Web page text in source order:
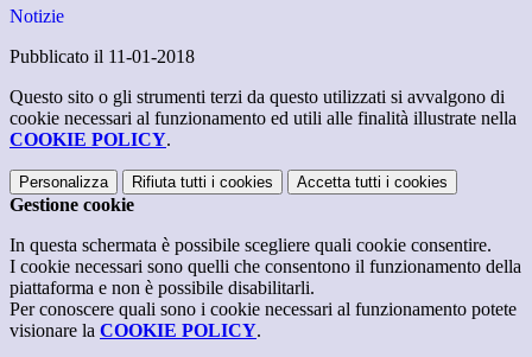
Notizie
Pubblicato il 11-01-2018
Questo sito o gli strumenti terzi da questo utilizzati si avvalgono di
cookie necessari al funzionamento ed utili alle finalità illustrate nella
COOKIE POLICY.
Personalizza Rifiuta tutti i cookies Accetta tutti i cookies
Gestione cookie
In questa schermata è possibile scegliere quali cookie consentire.
I cookie necessari sono quelli che consentono il funzionamento della
piattaforma e non è possibile disabilitarli.
Per conoscere quali sono i cookie necessari al funzionamento potete
visionare la COOKIE POLICY.